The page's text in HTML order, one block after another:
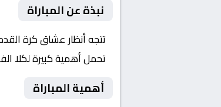
نبذة عن المباراة
تتجه أنظار عشاق كرة
تحمل أهمية كبيرة لكلا
أهمية المباراة